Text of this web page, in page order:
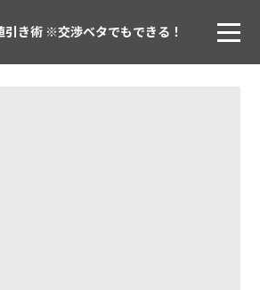
き術 ※交渉ベタでもできる！